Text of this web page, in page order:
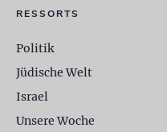
RESSORTS
Politik
Jüdische Welt
Israel
Unsere Woche